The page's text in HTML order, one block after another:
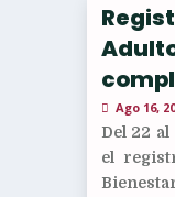
Ago 16,
Del 22
el